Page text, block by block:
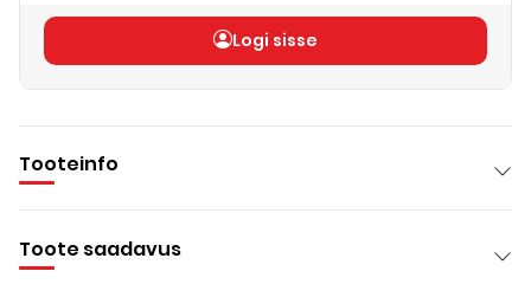
ilma KM-ta)Logi sisse
Tooteinfo
Toote saadavus